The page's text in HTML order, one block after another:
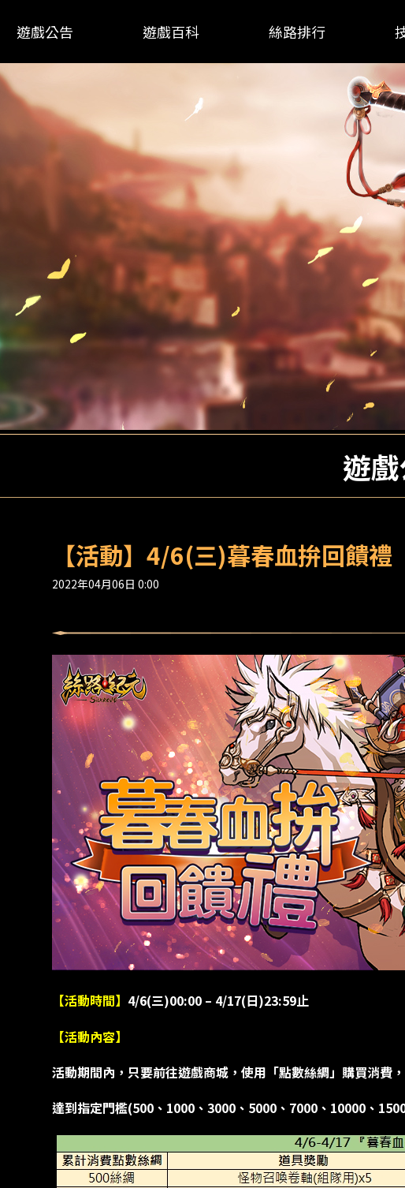
遊戲公告 遊戲百科 絲路排行
遊
【活動】4/6(三)暮春血拚回饋禮
2022年04月06日 0:00
【活動時間】 4/6(三)00:00 – 4/17(日)23:59止
【活動內容】
活動期間內，只要前往遊戲商城，使用「點數絲綢」購買消費，
達到指定門檻(500、1000、3000、5000、7000、10000、